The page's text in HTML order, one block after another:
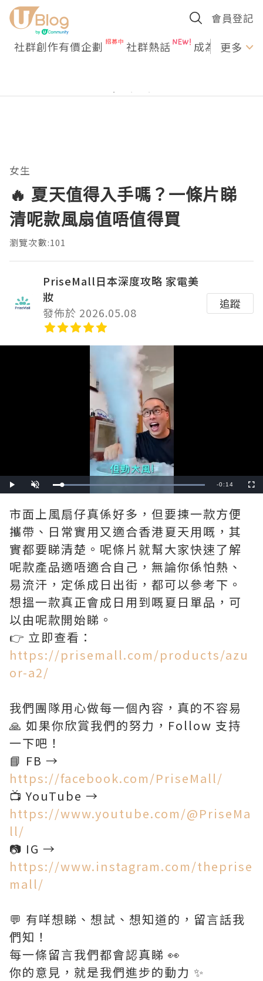
會員登記
社群創作有價企劃 社群熱話 成為U更多
女生
🔥 夏天值得入手嗎？一條片睇
清呢款風扇值唔值得買
瀏覽次數:101
PriseMall日本深度攻略 家電美
妝
發佈於 2026.05.08
追蹤
Play Unmute Loaded:
100.00%
Remaining
-0:14
市面上風扇仔真係好多，但要揀一款方便
攜帶、日常實用又適合香港夏天用嘅，其
實都要睇清楚。呢條片就幫大家快速了解
呢款產品適唔適合自己，無論你係怕熱、
易流汗，定係成日出街，都可以參考下。
想搵一款真正會成日用到嘅夏日單品，可
以由呢款開始睇。
👉 立即查看：
https://prisemall.com/products/azu
or-a2/
我們團隊用心做每一個內容，真的不容易
🙏 如果你欣賞我們的努力，Follow 支持
一下吧！
📘 FB →
https://facebook.com/PriseMall/
📺 YouTube →
https://www.youtube.com/@PriseMa
ll/
📷 IG →
https://www.instagram.com/theprise
mall/
💬 有咩想睇、想試、想知道的，留言話我
們知！
每一條留言我們都會認真睇 👀
你的意見，就是我們進步的動力 ✨